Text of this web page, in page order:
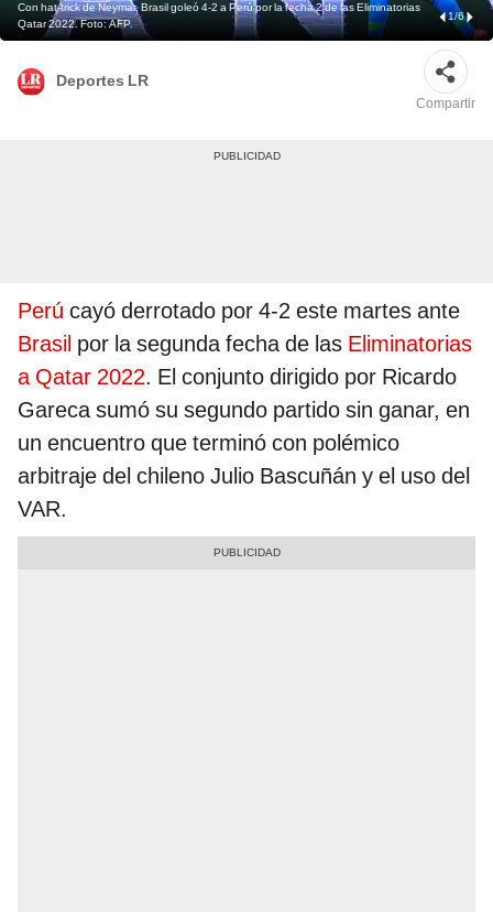
Con hat-trick de Neymar, Brasil goleó 4-2 a Perú por la fecha 2 de las Eliminatorias
Qatar 2022. Foto: AFP.
1/6
Deportes LR
Compartir
Perú cayó derrotado por 4-2 este martes ante
Brasil por la segunda fecha de las Eliminatorias
a Qatar 2022. El conjunto dirigido por Ricardo
Gareca sumó su segundo partido sin ganar, en
un encuentro que terminó con polémico
arbitraje del chileno Julio Bascuñán y el uso del
VAR.